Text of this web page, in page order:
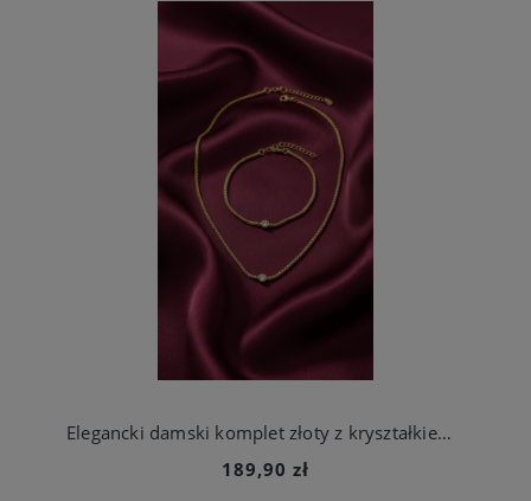
Elegancki damski komplet złoty z kryształkiem stal szlachetna
189,90 zł